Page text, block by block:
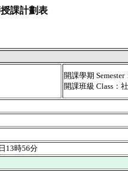
課計劃表
開課學期
開課班級 Class：
13時56分